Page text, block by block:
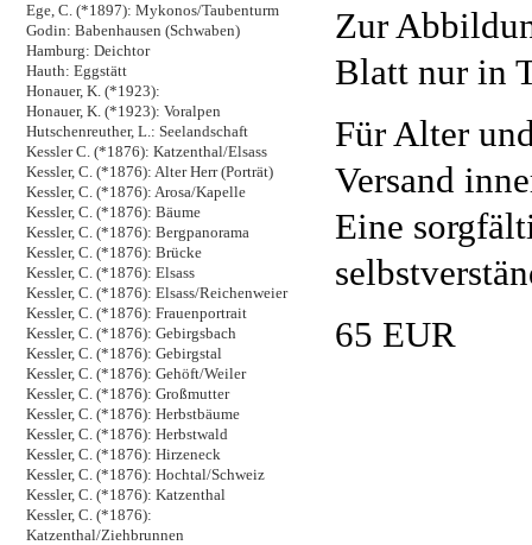
Ege, C. (*1897): Mykonos/Taubenturm
Godin: Babenhausen (Schwaben)
Hamburg: Deichtor
Hauth: Eggstätt
Honauer, K. (*1923):
Honauer, K. (*1923): Voralpen
Hutschenreuther, L.: Seelandschaft
Kessler C. (*1876): Katzenthal/Elsass
Kessler, C. (*1876): Alter Herr (Porträt)
Kessler, C. (*1876): Arosa/Kapelle
Kessler, C. (*1876): Bäume
Kessler, C. (*1876): Bergpanorama
Kessler, C. (*1876): Brücke
Kessler, C. (*1876): Elsass
Kessler, C. (*1876): Elsass/Reichenweier
Kessler, C. (*1876): Frauenportrait
Kessler, C. (*1876): Gebirgsbach
Kessler, C. (*1876): Gebirgstal
Kessler, C. (*1876): Gehöft/Weiler
Kessler, C. (*1876): Großmutter
Kessler, C. (*1876): Herbstbäume
Kessler, C. (*1876): Herbstwald
Kessler, C. (*1876): Hirzeneck
Kessler, C. (*1876): Hochtal/Schweiz
Kessler, C. (*1876): Katzenthal
Kessler, C. (*1876):
Katzenthal/Ziehbrunnen
Zur
Blatt nur in
Für Alter
Versand
Eine
65 EUR